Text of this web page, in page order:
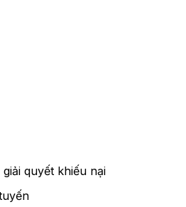
quyết khiếu nại